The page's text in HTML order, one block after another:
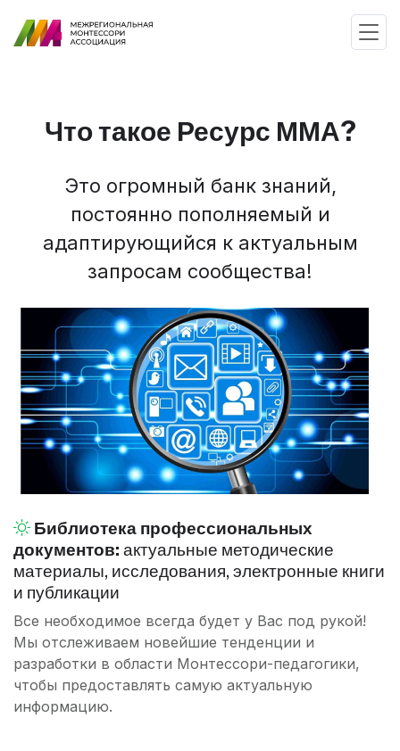
Что такое Ресурс ММА?
Это огромный банк знаний,
постоянно пополняемый и
адаптирующийся к актуальным
запросам сообщества!
Библиотека профессиональных
документов: актуальные методические
материалы, исследования, электронные книги
и публикации
Все необходимое всегда будет у Вас под рукой!
Мы отслеживаем новейшие тенденции и
разработки в области Монтессори-педагогики,
чтобы предоставлять самую актуальную
информацию.